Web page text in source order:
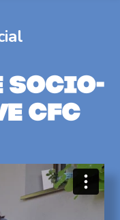
socio-
CFC